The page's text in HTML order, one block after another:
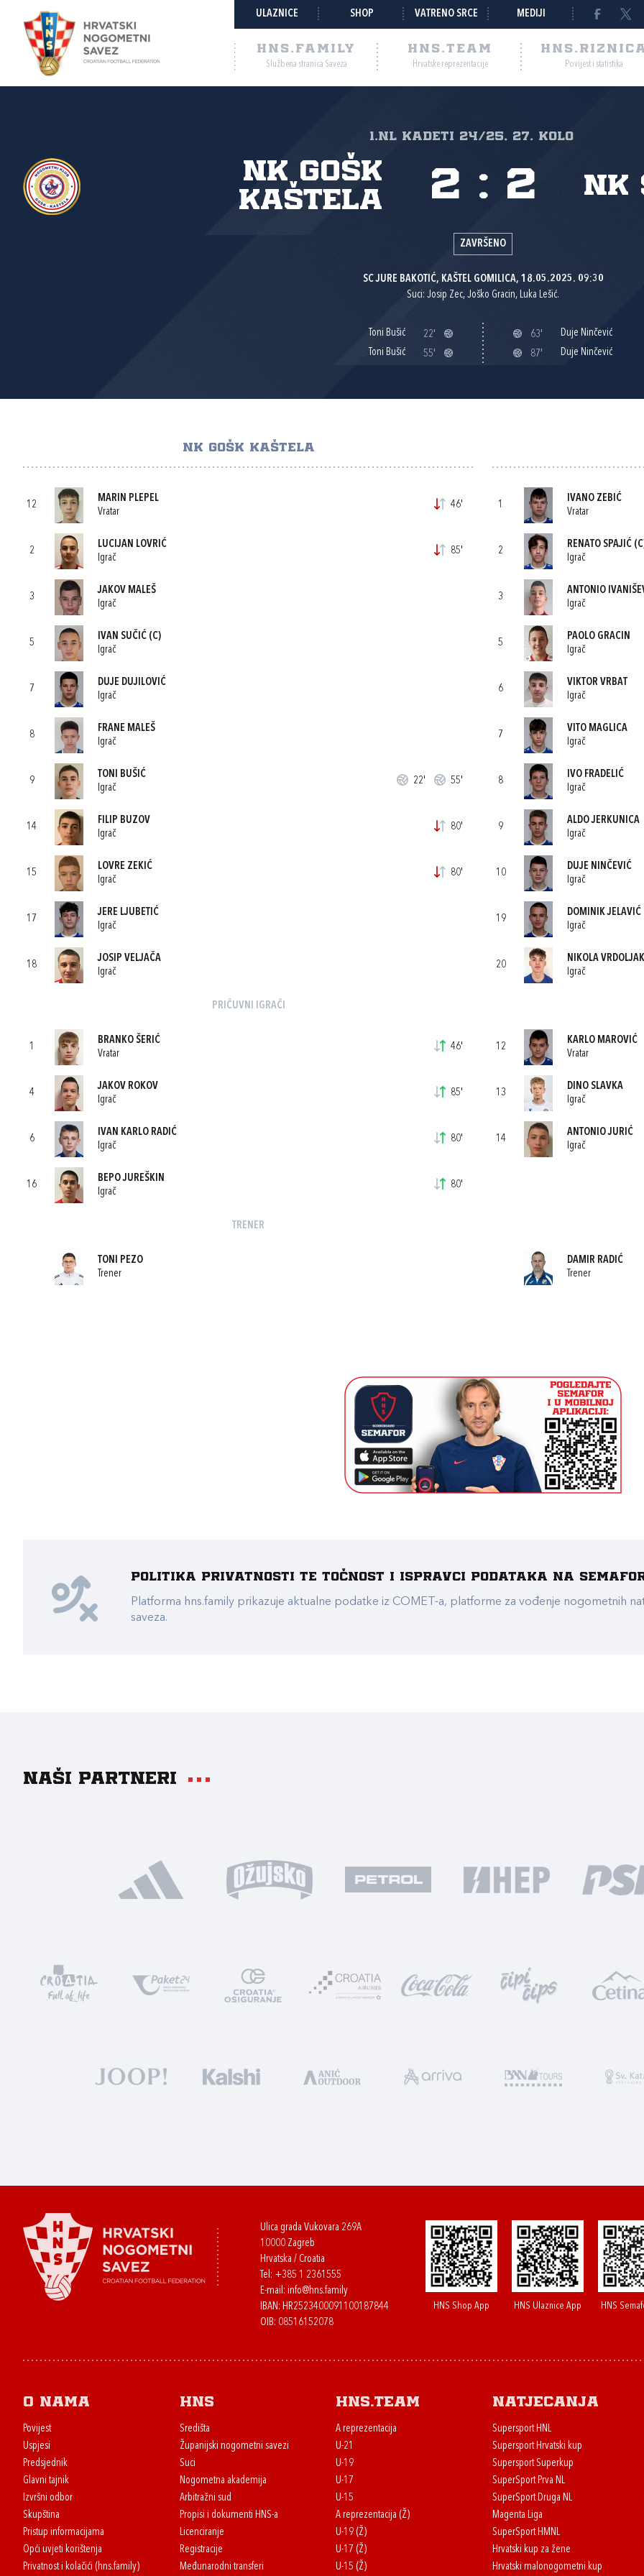
ULAZNICE SHOP VATRENO SRCE MEDIJI
HNS.FAMILY
Službena stranica Saveza
HNS.TEAM
Hrvatske reprezentacije Povijest i statistika
1.nl Kadeti 24/25, 27. kolo
NK GOŠK
Kaštela
NK
2 : 2
ZAVRŠENO
SC JURE BAKOTIĆ, KAŠTEL GOMILICA, 18.05.2025. 09:30
Suci: Josip Zec, Joško Gracin, Luka Lešić.
Toni Bušić
22'
Toni Bušić
55'
63'
Duje Ninčević
87'
Duje Ninčević
NK GOŠK KAŠTELA
12
MARIN PLEPEL
Vratar
46'
2
LUCIJAN LOVRIĆ
Igrač
85'
3
JAKOV MALEŠ
Igrač
5
IVAN SUČIĆ (C)
Igrač
7
DUJE DUJILOVIĆ
Igrač
8
FRANE MALEŠ
Igrač
9
TONI BUŠIĆ
Igrač
22' 55'
14
FILIP BUZOV
Igrač
80'
15
LOVRE ZEKIĆ
Igrač
80'
17
JERE LJUBETIĆ
Igrač
18
JOSIP VELJAČA
Igrač
PRIČUVNI IGRAČI
1
BRANKO ŠERIĆ
Vratar
46'
4
JAKOV ROKOV
Igrač
85'
6
IVAN KARLO RADIĆ
Igrač
80'
16
BEPO JUREŠKIN
Igrač
80'
TRENER
TONI PEZO
Trener
1
IVANO ZEBIĆ
Vratar
2
RENATO SPAJIĆ
Igrač
3
ANTONIO
Igrač
5
PAOLO GRACIN
Igrač
6
VIKTOR VRBAT
Igrač
7
VITO MAGLICA
Igrač
8
IVO FRADELIĆ
Igrač
9
ALDO JERKUNICA
Igrač
10
DUJE NINČEVIĆ
Igrač
19
DOMINIK JELAVIĆ
Igrač
20
NIKOLA VRDOLJAK
Igrač
12
KARLO MAROVIĆ
Vratar
13
DINO SLAVKA
Igrač
14
ANTONIO JURIĆ
Igrač
DAMIR RADIĆ
Trener
Politika privatnosti te točnost i ispravci podataka na
Platforma hns.family prikazuje aktualne podatke iz COMET-a, platforme za vođenje nogometnih
saveza.
Naši partneri
Ulica grada Vukovara 269A
10000 Zagreb
Hrvatska / Croatia
Tel: +385 1 2361555
E-mail: info@hns.family
IBAN: HR2523400091100187844
OIB: 08516152078
HNS Shop App HNS Ulaznice App HNS
O nama
Povijest
Uspjesi
Predsjednik
Glavni tajnik
Izvršni odbor
Skupština
Pristup informacijama
Opći uvjeti korištenja
Privatnost i kolačići (hns.family)
HNS
Središta
Županijski nogometni savezi
Suci
Nogometna akademija
Arbitražni sud
Propisi i dokumenti HNS-a
Licenciranje
Registracije
Međunarodni transferi
HNS.team
A reprezentacija
U-21
U-19
U-17
U-15
A reprezentacija (Ž)
U-19 (Ž)
U-17 (Ž)
U-15 (Ž)
Natjecanja
Supersport HNL
Supersport Hrvatski kup
Supersport Superkup
SuperSport Prva NL
SuperSport Druga NL
Magenta Liga
SuperSport HMNL
Hrvatski kup za žene
Hrvatski malonogometni kup